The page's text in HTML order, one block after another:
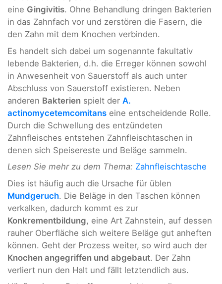
eine Gingivitis. Ohne Behandlung dringen Bakterien
in das Zahnfach vor und zerstören die Fasern, die
den Zahn mit dem Knochen verbinden.
Es handelt sich dabei um sogenannte fakultativ
lebende Bakterien, d.h. die Erreger können sowohl
in Anwesenheit von Sauerstoff als auch unter
Abschluss von Sauerstoff existieren. Neben
anderen Bakterien spielt der A.
actinomycetemcomitans eine entscheidende Rolle.
Durch die Schwellung des entzündeten
Zahnfleisches entstehen Zahnfleischtaschen in
denen sich Speisereste und Beläge sammeln.
Lesen Sie mehr zu dem Thema: Zahnfleischtasche
Dies ist häufig auch die Ursache für üblen
Mundgeruch. Die Beläge in den Taschen können
verkalken, dadurch kommt es zur
Konkrementbildung, eine Art Zahnstein, auf dessen
rauher Oberfläche sich weitere Beläge gut anheften
können. Geht der Prozess weiter, so wird auch der
Knochen angegriffen und abgebaut. Der Zahn
verliert nun den Halt und fällt letztendlich aus.